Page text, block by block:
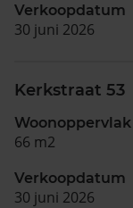
Verkoopdatum
30 juni 2026
Kerkstraat 53
Woonoppervlak
66 m2
Verkoopdatum
30 juni 2026